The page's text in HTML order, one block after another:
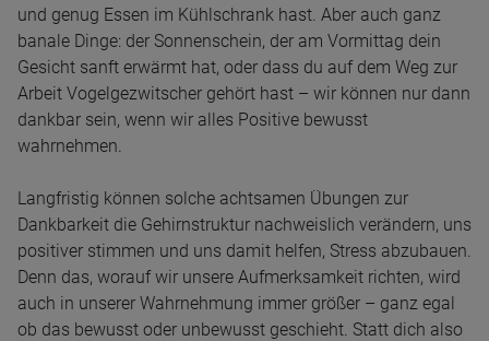
und genug Essen im Kühlschrank hast. Aber auch ganz
banale Dinge: der Sonnenschein, der am Vormittag dein
Gesicht sanft erwärmt hat, oder dass du auf dem Weg zur
Arbeit Vogelgezwitscher gehört hast – wir können nur dann
dankbar sein, wenn wir alles Positive bewusst
wahrnehmen.
Langfristig können solche achtsamen Übungen zur
Dankbarkeit die Gehirnstruktur nachweislich verändern, uns
positiver stimmen und uns damit helfen, Stress abzubauen.
Denn das, worauf wir unsere Aufmerksamkeit richten, wird
auch in unserer Wahrnehmung immer größer – ganz egal
ob das bewusst oder unbewusst geschieht. Statt dich also